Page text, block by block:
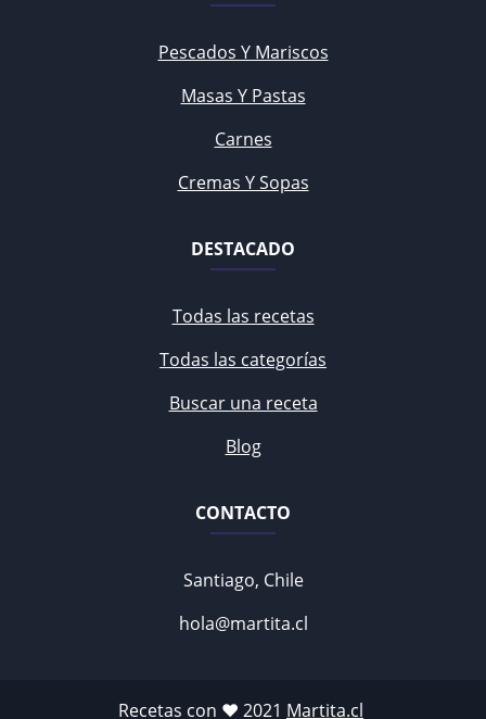
Pescados Y Mariscos
Masas Y Pastas
Carnes
Cremas Y Sopas
DESTACADO
Todas las recetas
Todas las categorías
Buscar una receta
Blog
CONTACTO
Santiago, Chile
hola@martita.cl
Recetas con ♥ 2021 Martita.cl